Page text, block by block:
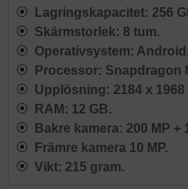
Lagringskapacitet: 256
Skärmstorlek: 8 tum.
Operativsystem: Android.
Processor: Snapdragon
Upplösning: 2184 x 1968
RAM: 12 GB.
Bakre kamera: 200 MP +
Främre kamera 10 MP.
Vikt: 215 gram.